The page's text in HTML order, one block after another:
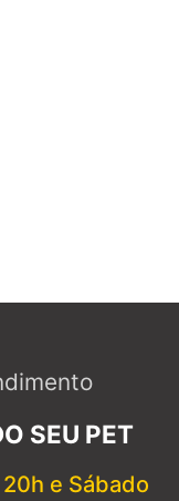
SEU PET
e Sábado